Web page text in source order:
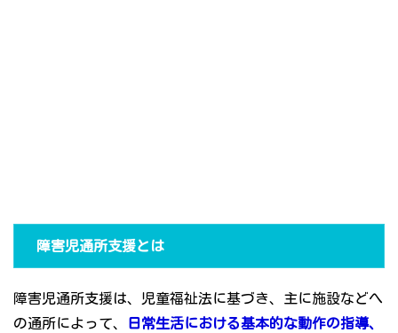
障害児通所支援とは
障害児通所支援は、児童福祉法に基づき、主に施設などへ
の通所によって、
日常生活における基本的な動作の指導、